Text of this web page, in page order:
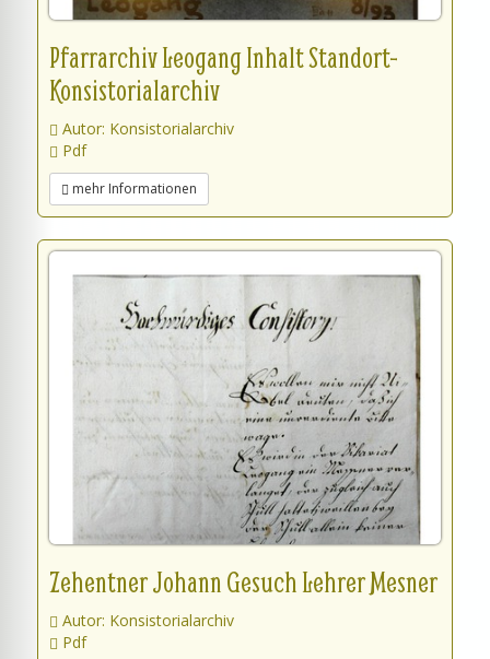
Pfarrarchiv Leogang Inhalt Standort-
Konsistorialarchiv
Autor: Konsistorialarchiv
Pdf
mehr Informationen
Zehentner Johann Gesuch Lehrer Mesner
Autor: Konsistorialarchiv
Pdf